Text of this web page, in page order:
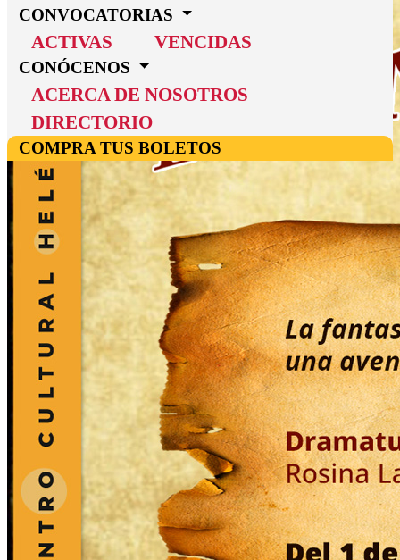
CONVOCATORIAS
ACTIVAS VENCIDAS
CONÓCENOS
ACERCA DE NOSOTROS
DIRECTORIO
COMPRA TUS BOLETOS